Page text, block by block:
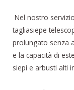
Nel nostro
tagliasiepe
prolungato senza
e la capacità di
siepi e arbusti alti